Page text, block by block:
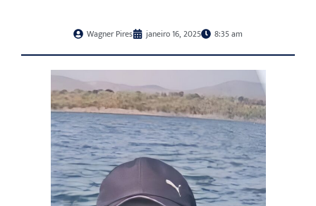
Wagner Pires janeiro 16, 2025 8:35 am